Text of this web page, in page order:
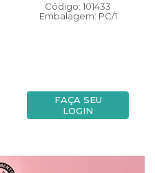
Código: 101433
Embalagem: PC/1
FAÇA SEU
LOGIN